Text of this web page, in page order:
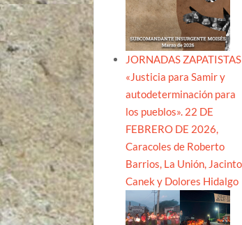
JORNADAS ZAPATISTAS
«Justicia para Samir y
autodeterminación para
los pueblos». 22 DE
FEBRERO DE 2026,
Caracoles de Roberto
Barrios, La Unión, Jacinto
Canek y Dolores Hidalgo